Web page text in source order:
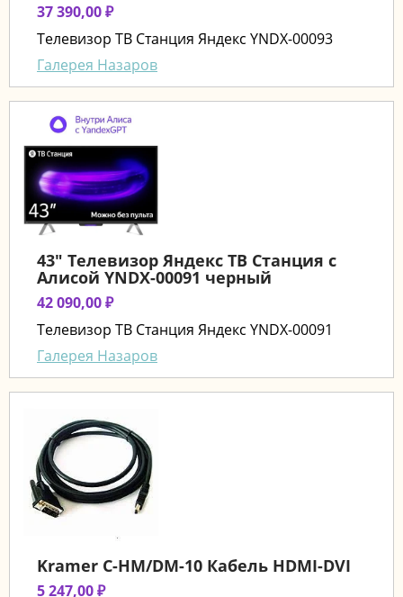
37 390,00 ₽
Телевизор ТВ Станция Яндекс YNDX-00093
Галерея Назаров
43" Телевизор Яндекс ТВ Станция с
Алисой YNDX-00091 черный
42 090,00 ₽
Телевизор ТВ Станция Яндекс YNDX-00091
Галерея Назаров
Kramer C-HM/DM-10 Кабель HDMI-DVI
5 247,00 ₽